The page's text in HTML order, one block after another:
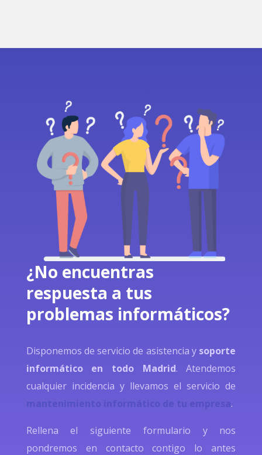
¿No encuentras
respuesta a tus
problemas informáticos?
Disponemos de servicio de asistencia y soporte
informático en todo Madrid. Atendemos
cualquier incidencia y llevamos el servicio de
mantenimiento informático de tu empresa .
Rellena el siguiente formulario y nos
pondremos en contacto contigo lo antes